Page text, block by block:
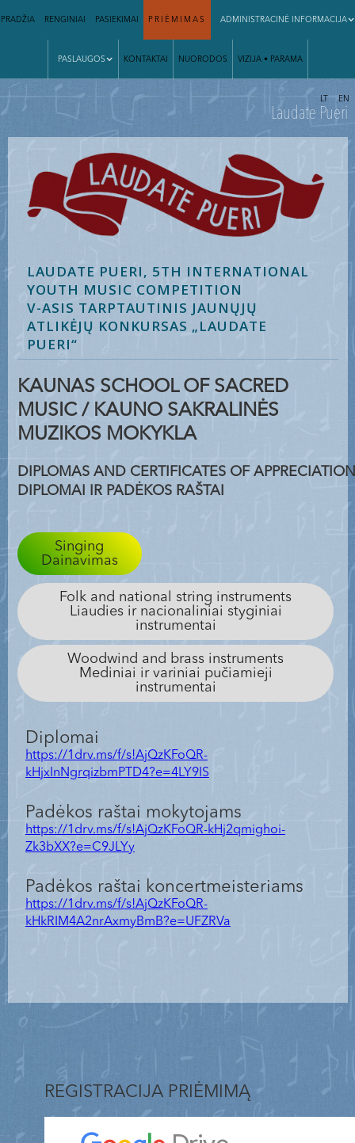
PRADŽIA RENGINIAI PASIEKIMAI PRIĖMIMAS ADMINISTRACINĖ INFORMACIJA
PASLAUGOS KONTAKTAI NUORODOS VIZIJA • PARAMA
| LT EN
Laudate Pueri
LAUDATE PUERI, 5TH INTERNATIONAL
YOUTH MUSIC COMPETITION
V-ASIS TARPTAUTINIS JAUNŲJŲ
ATLIKĖJŲ KONKURSAS „LAUDATE
PUERI“
KAUNAS SCHOOL OF SACRED
MUSIC / KAUNO SAKRALINĖS
MUZIKOS MOKYKLA
DIPLOMAS AND CERTIFICATES OF APPRECIATION
DIPLOMAI IR PADĖKOS RAŠTAI
Singing
Dainavimas
Folk and national string instruments
Liaudies ir nacionaliniai styginiai
instrumentai
Woodwind and brass instruments
Mediniai ir variniai pučiamieji
instrumentai
Diplomai
https://1drv.ms/f/s!AjQzKFoQR-
kHjxInNgrqizbmPTD4?e=4LY9IS
Padėkos raštai mokytojams
https://1drv.ms/f/s!AjQzKFoQR-kHj2qmighoi-
Zk3bXX?e=C9JLYy
Padėkos raštai koncertmeisteriams
https://1drv.ms/f/s!AjQzKFoQR-
kHkRIM4A2nrAxmyBmB?e=UFZRVa
REGISTRACIJA PRIĖMIMĄ